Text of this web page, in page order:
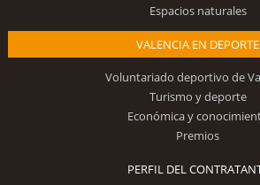
Espacios naturales
VALENCIA EN DEPORTE
Voluntariado deportivo de
Turismo y deporte
Económica y
Premios
PERFIL DEL